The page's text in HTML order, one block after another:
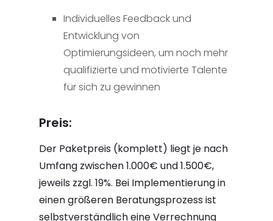
Individuelles Feedback und
Entwicklung von
Optimierungsideen, um noch mehr
qualifizierte und motivierte Talente
für sich zu gewinnen
Preis:
Der Paketpreis (komplett) liegt je nach
Umfang zwischen 1.000€ und 1.500€,
jeweils zzgl. 19%. Bei Implementierung in
einen größeren Beratungsprozess ist
selbstverständlich eine Verrechnung